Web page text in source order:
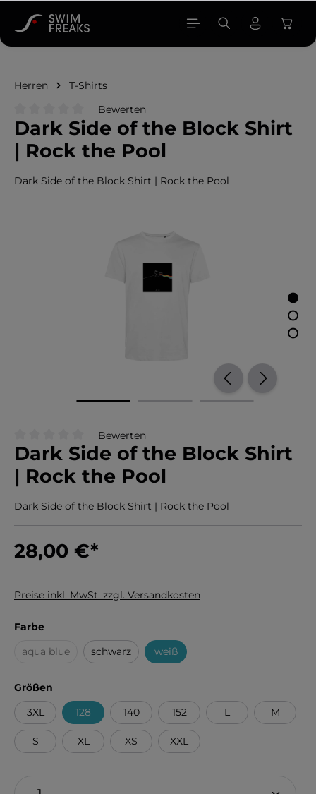
springen
Herren T-Shirts
Durchschnittliche Bewertung von 0 von 5 Sternen
Bewerten
Dark Side of the Block Shirt
| Rock the Pool
Dark Side of the Block Shirt | Rock the Pool
Durchschnittliche Bewertung von 0 von 5 Sternen
Bewerten
Dark Side of the Block Shirt
| Rock the Pool
Dark Side of the Block Shirt | Rock the Pool
28,00 €*
Preise inkl. MwSt. zzgl. Versandkosten
Farbeauswählen
aqua blue(Diese Option ist zurzeit nicht verfügbar.)
schwarz weiß
Größen
3XL
128 140 152 L M
S XL XS XXL